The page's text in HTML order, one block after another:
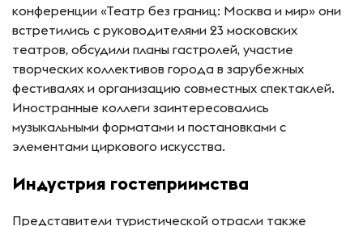
конференции «Театр без границ: Москва и мир» они
встретились с руководителями 23 московских
театров, обсудили планы гастролей, участие
творческих коллективов города в зарубежных
фестивалях и организацию совместных спектаклей.
Иностранные коллеги заинтересовались
музыкальными форматами и постановками с
элементами циркового искусства.
Индустрия гостеприимства
Представители туристической отрасли также